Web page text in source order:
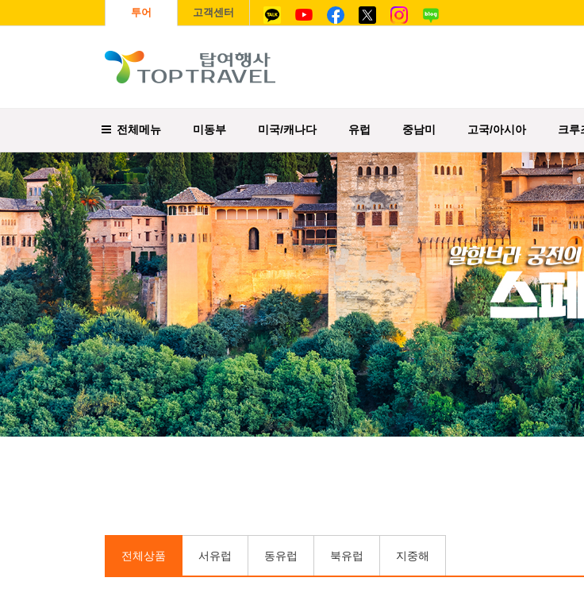
투어 고객센터
전체메뉴 미동부 미국/캐나다 유럽 중남미 고국/아시아 크루
전체상품 서유럽 동유럽 북유럽 지중해